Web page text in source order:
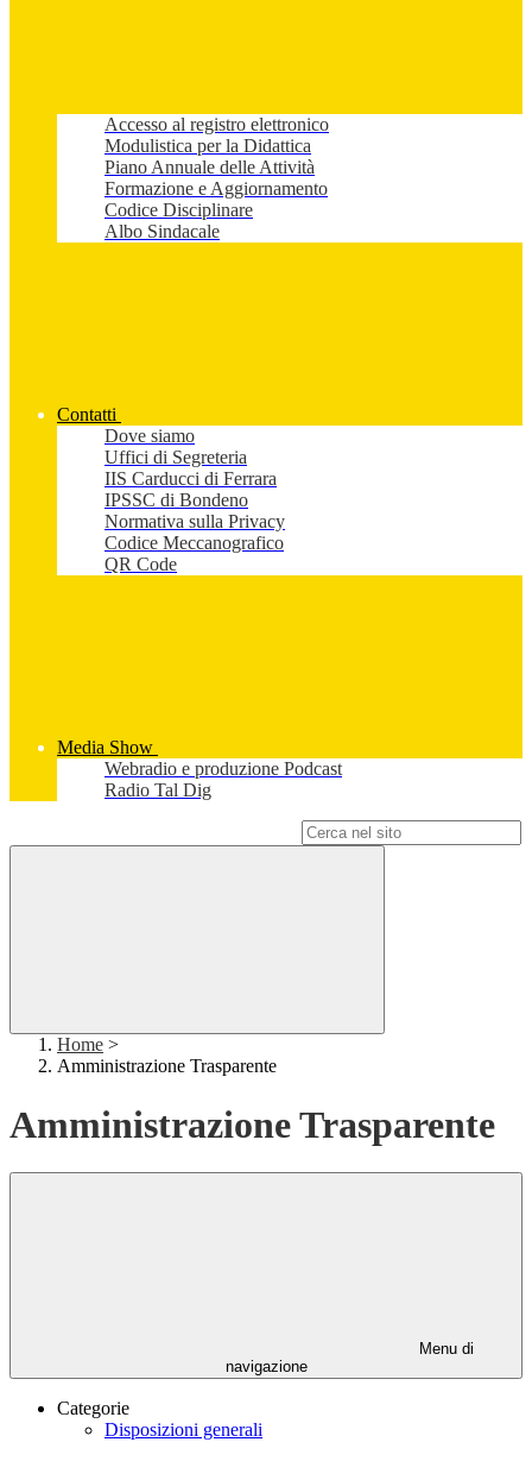
Accesso al registro elettronico
Modulistica per la Didattica
Piano Annuale delle Attività
Formazione e Aggiornamento
Codice Disciplinare
Albo Sindacale
Contatti
Dove siamo
Uffici di Segreteria
IIS Carducci di Ferrara
IPSSC di Bondeno
Normativa sulla Privacy
Codice Meccanografico
QR Code
Media Show
Webradio e produzione Podcast
Radio Tal Dig
Home >
Amministrazione Trasparente
Amministrazione Trasparente
Menu di
navigazione
Categorie
Disposizioni generali